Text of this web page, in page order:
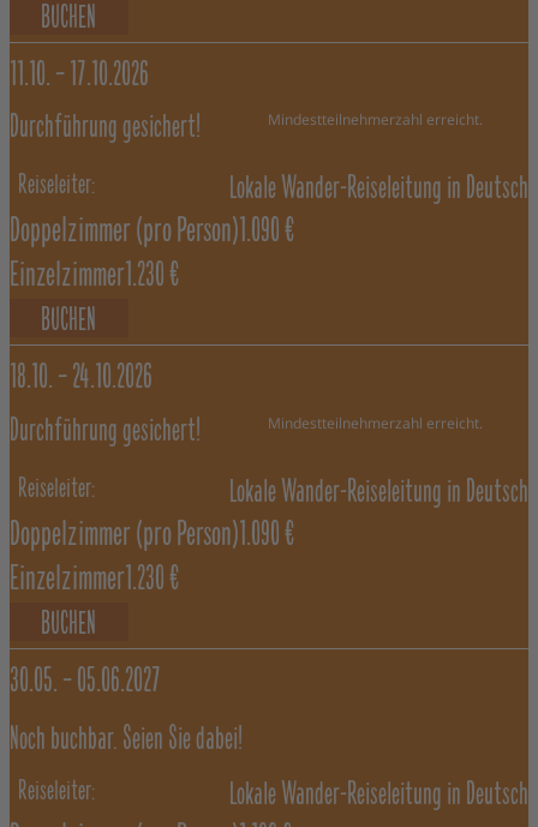
BUCHEN
11.10. –17.10.2026
Durchführung gesichert! Mindestteilnehmerzahl erreicht.
Lokale Wander-Reiseleitung in Deutsch
Doppelzimmer (pro Person)1.090 €
Einzelzimmer1.230 €
BUCHEN
18.10. –24.10.2026
Durchführung gesichert! Mindestteilnehmerzahl erreicht.
Lokale Wander-Reiseleitung in Deutsch
Doppelzimmer (pro Person)1.090 €
Einzelzimmer1.230 €
BUCHEN
30.05. –05.06.2027
Noch buchbar. Seien Sie dabei!
Lokale Wander-Reiseleitung in Deutsch